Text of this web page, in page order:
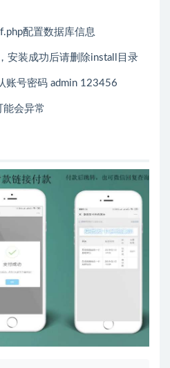
配置数据库信息
安装成功后请删除install目录
账号密码 admin 123456
会异常